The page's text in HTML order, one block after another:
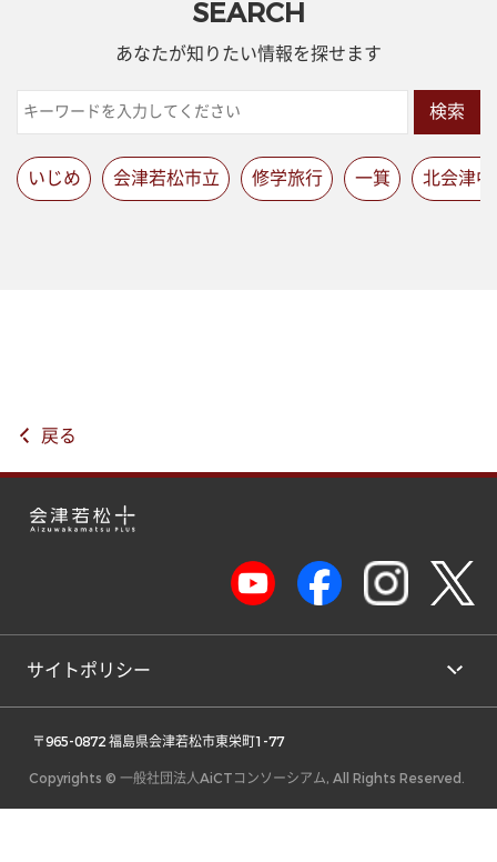
SEARCH
あなたが知りたい情報を探せます
検索
いじめ 会津若松市立 修学旅行 一箕 北会津中
戻る
サイトポリシー
〒965-0872 福島県会津若松市東栄町1-77
Copyrights © 一般社団法人AiCTコンソーシアム, All Rights Reserved.